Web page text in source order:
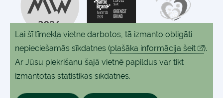
Lai šī tīmekļa vietne darbotos, tā izmanto obligāti
nepieciešamās sīkdatnes (plašāka informācija šeit
).
Ar Jūsu piekrišanu šajā vietnē papildus var tikt
izmantotas statistikas sīkdatnes.